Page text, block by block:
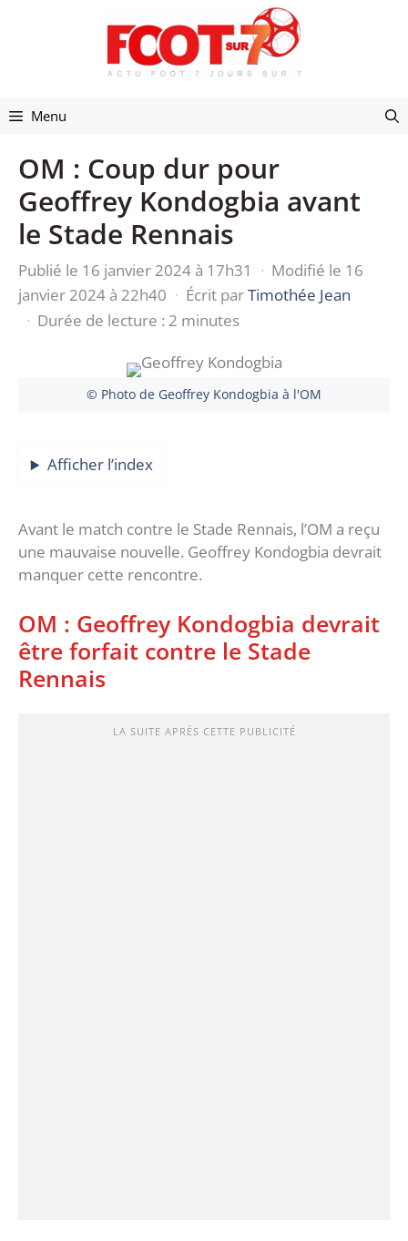
Menu
OM : Coup dur pour
Geoffrey Kondogbia avant
le Stade Rennais
Publié le 16 janvier 2024 à 17h31 · Modifié le 16
janvier 2024 à 22h40 · Écrit parTimothée Jean
· Durée de lecture : 2 minutes
© Photo de Geoffrey Kondogbia à l'OM
Afficher l’index
Avant le match contre le Stade Rennais, l’OM a reçu
une mauvaise nouvelle. Geoffrey Kondogbia devrait
manquer cette rencontre.
OM : Geoffrey Kondogbia devrait
être forfait contre le Stade
Rennais
LA SUITE APRÈS CETTE PUBLICITÉ